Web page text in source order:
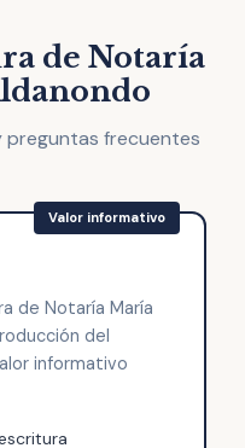
de Notaría
preguntas frecuentes
de Notaría María
del
informativo